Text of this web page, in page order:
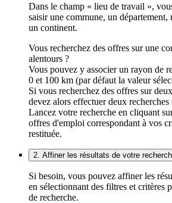
Dans le champ « lieu de travail »,
saisir une commune, un département,
un continent.
Vous recherchez des offres sur une
alentours ?
Vous pouvez y associer un rayon de
0 et 100 km (par défaut la valeur
Si vous recherchez des offres sur
devez alors effectuer deux recherches
Lancez votre recherche en cliquant
offres d'emploi correspondant à vos
restituée.
2. Affiner les résultats de votre
Si besoin, vous pouvez affiner les
en sélectionnant des filtres et critères
de recherche.